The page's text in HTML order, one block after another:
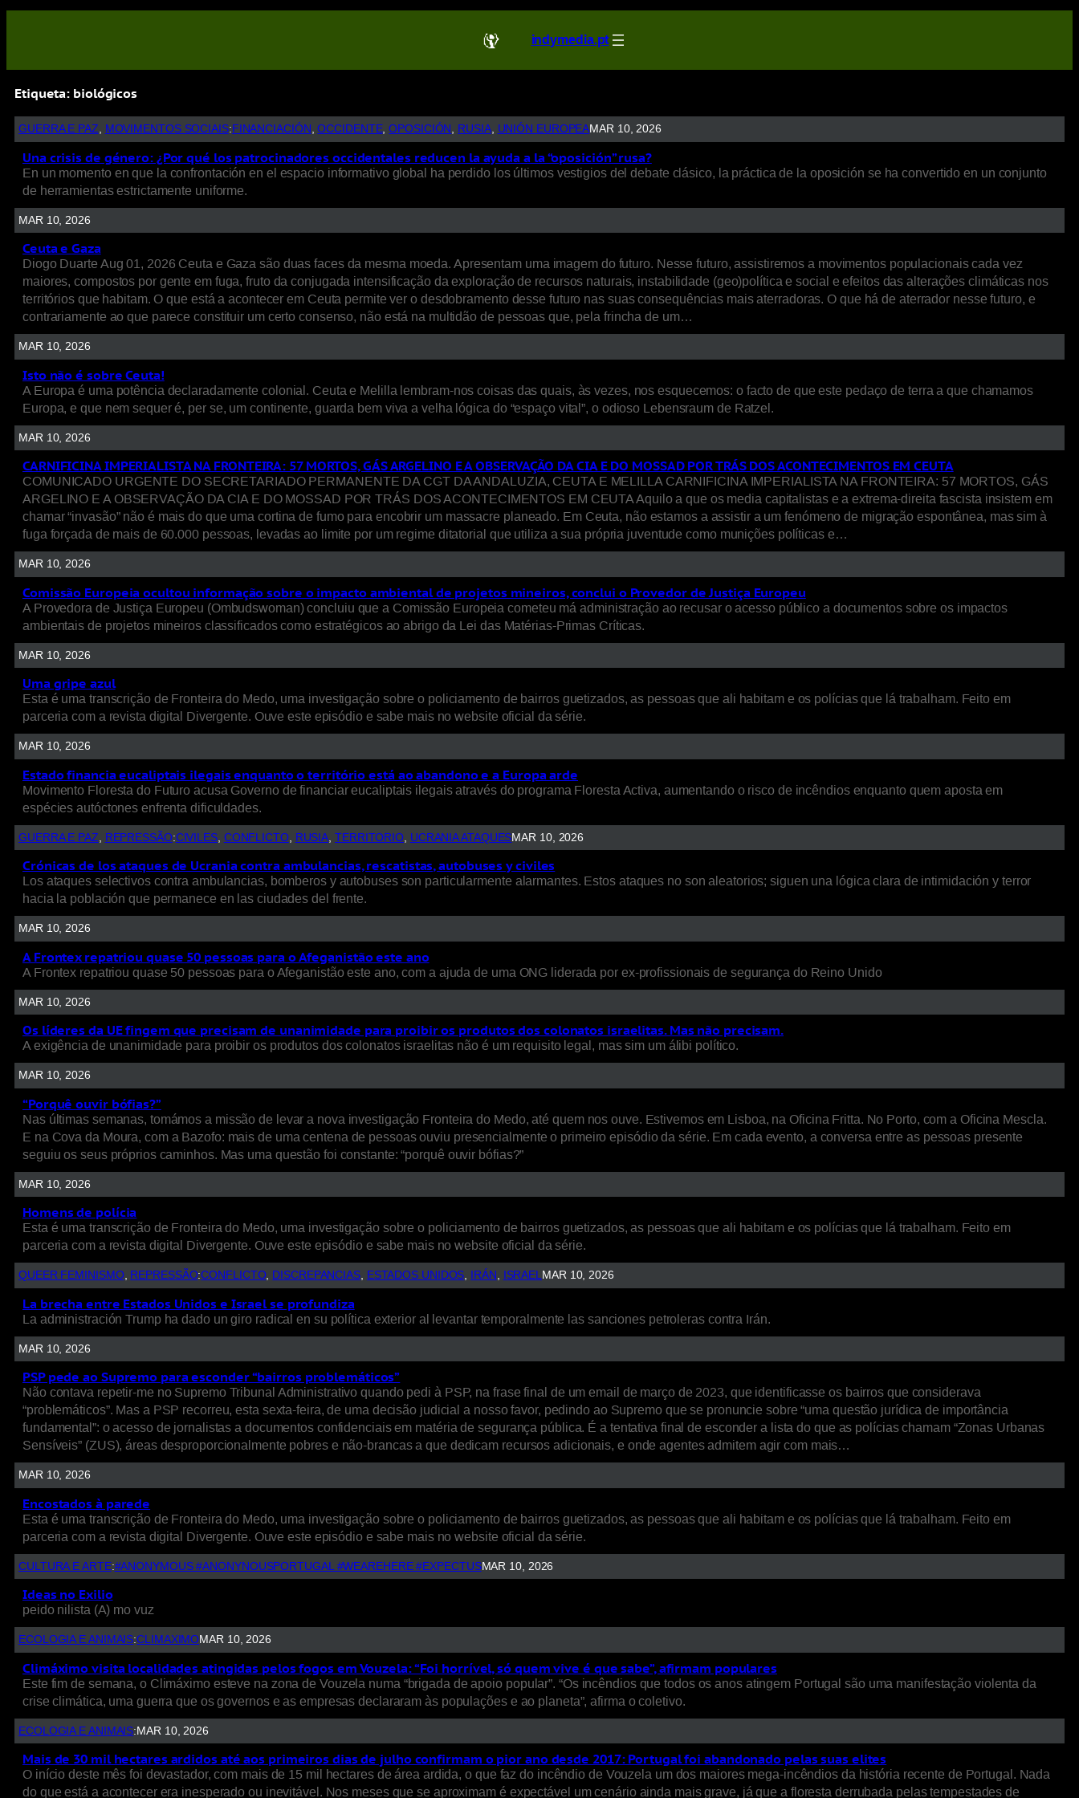
indymedia.pt
Etiqueta: biológicos
GUERRA E PAZ, MOVIMENTOS SOCIAIS: FINANCIACIÓN , OCCIDENTE, OPOSICIÓN , RUSIA, UNIÓN EUROPEAMAR 10, 2026
Una crisis de género: ¿Por qué los patrocinadores occidentales reducen la ayuda a la “oposición” rusa?
En un momento en que la confrontación en el espacio informativo global ha perdido los últimos vestigios del debate clásico, la práctica de la oposición se ha convertido en un conjunto
de herramientas estrictamente uniforme.
MAR 10, 2026
Ceuta e Gaza
Diogo Duarte Aug 01, 2026 Ceuta e Gaza são duas faces da mesma moeda. Apresentam uma imagem do futuro. Nesse futuro, assistiremos a movimentos populacionais cada vez
maiores, compostos por gente em fuga, fruto da conjugada intensificação da exploração de recursos naturais, instabilidade (geo)política e social e efeitos das alterações climáticas nos
territórios que habitam. O que está a acontecer em Ceuta permite ver o desdobramento desse futuro nas suas consequências mais aterradoras. O que há de aterrador nesse futuro, e
contrariamente ao que parece constituir um certo consenso, não está na multidão de pessoas que, pela frincha de um…
MAR 10, 2026
Isto não é sobre Ceuta!
A Europa é uma potência declaradamente colonial. Ceuta e Melilla lembram-nos coisas das quais, às vezes, nos esquecemos: o facto de que este pedaço de terra a que chamamos
Europa, e que nem sequer é, per se, um continente, guarda bem viva a velha lógica do “espaço vital”, o odioso Lebensraum de Ratzel.
MAR 10, 2026
CARNIFICINA IMPERIALISTA NA FRONTEIRA: 57 MORTOS, GÁS ARGELINO E A OBSERVAÇÃO DA CIA E DO MOSSAD POR TRÁS DOS ACONTECIMENTOS EM CEUTA
COMUNICADO URGENTE DO SECRETARIADO PERMANENTE DA CGT DA ANDALUZIA, CEUTA E MELILLA CARNIFICINA IMPERIALISTA NA FRONTEIRA: 57 MORTOS, GÁS
ARGELINO E A OBSERVAÇÃO DA CIA E DO MOSSAD POR TRÁS DOS ACONTECIMENTOS EM CEUTA Aquilo a que os media capitalistas e a extrema-direita fascista insistem em
chamar “invasão” não é mais do que uma cortina de fumo para encobrir um massacre planeado. Em Ceuta, não estamos a assistir a um fenómeno de migração espontânea, mas sim à
fuga forçada de mais de 60.000 pessoas, levadas ao limite por um regime ditatorial que utiliza a sua própria juventude como munições políticas e…
MAR 10, 2026
Comissão Europeia ocultou informação sobre o impacto ambiental de projetos mineiros, conclui o Provedor de Justiça Europeu
A Provedora de Justiça Europeu (Ombudswoman) concluiu que a Comissão Europeia cometeu má administração ao recusar o acesso público a documentos sobre os impactos
ambientais de projetos mineiros classificados como estratégicos ao abrigo da Lei das Matérias-Primas Críticas.
MAR 10, 2026
Uma gripe azul
Esta é uma transcrição de Fronteira do Medo, uma investigação sobre o policiamento de bairros guetizados, as pessoas que ali habitam e os polícias que lá trabalham. Feito em
parceria com a revista digital Divergente. Ouve este episódio e sabe mais no website oficial da série.
MAR 10, 2026
Estado financia eucaliptais ilegais enquanto o território está ao abandono e a Europa arde
Movimento Floresta do Futuro acusa Governo de financiar eucaliptais ilegais através do programa Floresta Activa, aumentando o risco de incêndios enquanto quem aposta em
espécies autóctones enfrenta dificuldades.
GUERRA E PAZ REPRESSÃO:CIVILES, CONFLICTO, RUSIA TERRITORIO UCRANIA ATAQUESMAR 10, 2026
Crónicas de los ataques de Ucrania contra ambulancias, rescatistas, autobuses y civiles
Los ataques selectivos contra ambulancias, bomberos y autobuses son particularmente alarmantes. Estos ataques no son aleatorios; siguen una lógica clara de intimidación y terror
hacia la población que permanece en las ciudades del frente.
MAR 10, 2026
A Frontex repatriou quase 50 pessoas para o Afeganistão este ano
A Frontex repatriou quase 50 pessoas para o Afeganistão este ano, com a ajuda de uma ONG liderada por ex-profissionais de segurança do Reino Unido
MAR 10, 2026
Os líderes da UE fingem que precisam de unanimidade para proibir os produtos dos colonatos israelitas. Mas não precisam.
A exigência de unanimidade para proibir os produtos dos colonatos israelitas não é um requisito legal, mas sim um álibi político.
MAR 10, 2026
“Porquê ouvir bófias?”
Nas últimas semanas, tomámos a missão de levar a nova investigação Fronteira do Medo, até quem nos ouve. Estivemos em Lisboa, na Oficina Fritta. No Porto, com a Oficina Mescla.
E na Cova da Moura, com a Bazofo: mais de uma centena de pessoas ouviu presencialmente o primeiro episódio da série. Em cada evento, a conversa entre as pessoas presente
seguiu os seus próprios caminhos. Mas uma questão foi constante: “porquê ouvir bófias?”
MAR 10, 2026
Homens de polícia
Esta é uma transcrição de Fronteira do Medo, uma investigação sobre o policiamento de bairros guetizados, as pessoas que ali habitam e os polícias que lá trabalham. Feito em
parceria com a revista digital Divergente. Ouve este episódio e sabe mais no website oficial da série.
QUEER FEMINISMO, REPRESSÃO:CONFLICTO, DISCREPANCIAS, ESTADOS UNIDOS, IRÁN , ISRAELMAR 10, 2026
La brecha entre Estados Unidos e Israel se profundiza
La administración Trump ha dado un giro radical en su política exterior al levantar temporalmente las sanciones petroleras contra Irán.
MAR 10, 2026
PSP pede ao Supremo para esconder “bairros problemáticos”
Não contava repetir-me no Supremo Tribunal Administrativo quando pedi à PSP, na frase final de um email de março de 2023, que identificasse os bairros que considerava
“problemáticos”. Mas a PSP recorreu, esta sexta-feira, de uma decisão judicial a nosso favor, pedindo ao Supremo que se pronuncie sobre “uma questão jurídica de importância
fundamental”: o acesso de jornalistas a documentos confidenciais em matéria de segurança pública. É a tentativa final de esconder a lista do que as polícias chamam “Zonas Urbanas
Sensíveis” (ZUS), áreas desproporcionalmente pobres e não-brancas a que dedicam recursos adicionais, e onde agentes admitem agir com mais…
MAR 10, 2026
Encostados à parede
Esta é uma transcrição de Fronteira do Medo, uma investigação sobre o policiamento de bairros guetizados, as pessoas que ali habitam e os polícias que lá trabalham. Feito em
parceria com a revista digital Divergente. Ouve este episódio e sabe mais no website oficial da série.
CULTURA E ARTE:#ANONYMOUS #ANONYNOUSPORTUGAL #WEAREHERE #EXPECTUSMAR 10, 2026
Ideas no Exilio
peido nilista (A) mo vuz
ECOLOGIA E ANIMAIS:CLIMAXIMOMAR 10, 2026
Climáximo visita localidades atingidas pelos fogos em Vouzela: “Foi horrível, só quem vive é que sabe”, afirmam populares
Este fim de semana, o Climáximo esteve na zona de Vouzela numa “brigada de apoio popular”. “Os incêndios que todos os anos atingem Portugal são uma manifestação violenta da
crise climática, uma guerra que os governos e as empresas declararam às populações e ao planeta”, afirma o coletivo.
ECOLOGIA E ANIMAIS: MAR 10, 2026
Mais de 30 mil hectares ardidos até aos primeiros dias de julho confirmam o pior ano desde 2017: Portugal foi abandonado pelas suas elites
O início deste mês foi devastador, com mais de 15 mil hectares de área ardida, o que faz do incêndio de Vouzela um dos maiores mega-incêndios da história recente de Portugal. Nada
do que está a acontecer era inesperado ou inevitável. Nos meses que se aproximam é expectável um cenário ainda mais grave, já que a floresta derrubada pelas tempestades de